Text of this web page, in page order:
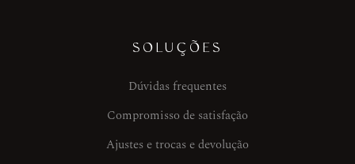
SOLUÇÕES
Dúvidas frequentes
Compromisso de satisfação
Ajustes e trocas e devolução